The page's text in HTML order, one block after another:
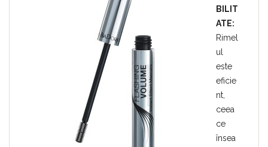
BILIT
ATE:
Rimel
ul
este
eficie
nt,
ceea
ce
însea